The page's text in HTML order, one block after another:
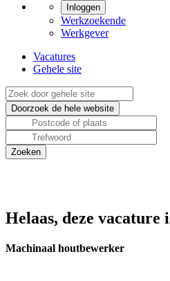
Inloggen
Werkzoekende
Werkgever
Vacatures
Gehele site
Helaas, deze vacature
Machinaal houtbewerker